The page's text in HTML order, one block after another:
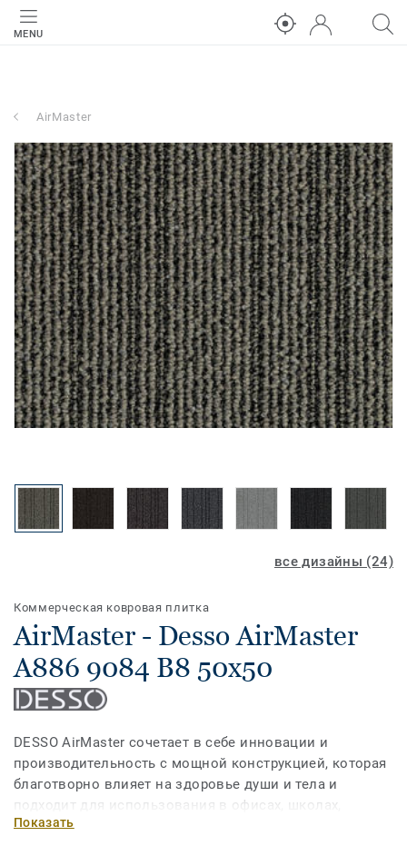
MENU
AirMaster
все дизайны (24)
Коммерческая ковровая плитка
AirMaster - Desso AirMaster
A886 9084 B8 50x50
DESSO AirMaster сочетает в себе инновации и
производительность с мощной конструкцией, которая
благотворно влияет на здоровье души и тела и
подходит для использования в офисах, школах,
медицинских учреждениях и других общественных
Показать